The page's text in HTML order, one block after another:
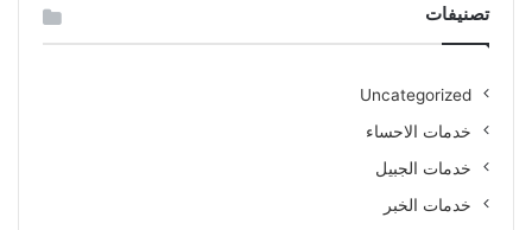
تصنيفات
Uncategorized
خدمات الاحساء
خدمات الجبيل
خدمات الخبر